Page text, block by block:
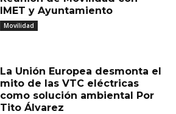
IMET y Ayuntamiento
Movilidad
La Unión Europea desmonta el
mito de las VTC eléctricas
como solución ambiental Por
Tito Álvarez